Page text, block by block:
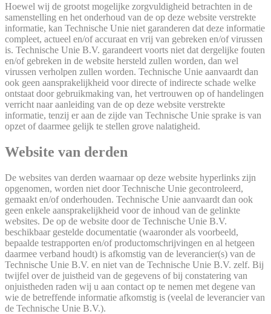
Hoewel wij de grootst mogelijke zorgvuldigheid betrachten in de
samenstelling en het onderhoud van de op deze website verstrekte
informatie, kan Technische Unie niet garanderen dat deze informatie
compleet, actueel en/of accuraat en vrij van gebreken en/of virussen
is. Technische Unie B.V. garandeert voorts niet dat dergelijke fouten
en/of gebreken in de website hersteld zullen worden, dan wel
virussen verholpen zullen worden. Technische Unie aanvaardt dan
ook geen aansprakelijkheid voor directe of indirecte schade welke
ontstaat door gebruikmaking van, het vertrouwen op of handelingen
verricht naar aanleiding van de op deze website verstrekte
informatie, tenzij er aan de zijde van Technische Unie sprake is van
opzet of daarmee gelijk te stellen grove nalatigheid.
Website van derden
De websites van derden waarnaar op deze website hyperlinks zijn
opgenomen, worden niet door Technische Unie gecontroleerd,
gemaakt en/of onderhouden. Technische Unie aanvaardt dan ook
geen enkele aansprakelijkheid voor de inhoud van de gelinkte
websites. De op de website door de Technische Unie B.V.
beschikbaar gestelde documentatie (waaronder als voorbeeld,
bepaalde testrapporten en/of productomschrijvingen en al hetgeen
daarmee verband houdt) is afkomstig van de leverancier(s) van de
Technische Unie B.V. en niet van de Technische Unie B.V. zelf. Bij
twijfel over de juistheid van de gegevens of bij constatering van
onjuistheden raden wij u aan contact op te nemen met degene van
wie de betreffende informatie afkomstig is (veelal de leverancier van
de Technische Unie B.V.).